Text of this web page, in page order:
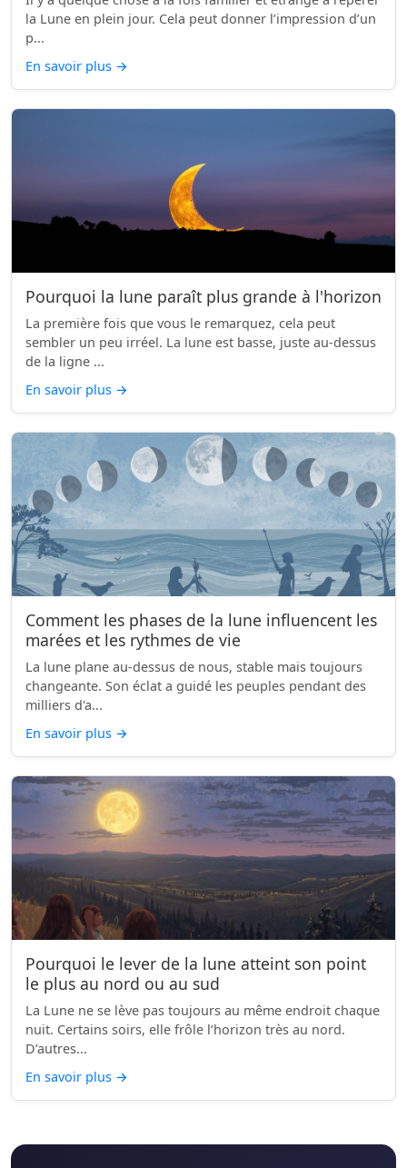
la Lune en plein jour. Cela peut donner l’impression d’un
p...
En savoir plus →
Pourquoi la lune paraît plus grande à l'horizon
La première fois que vous le remarquez, cela peut
sembler un peu irréel. La lune est basse, juste au-dessus
de la ligne ...
En savoir plus →
Comment les phases de la lune influencent les
marées et les rythmes de vie
La lune plane au-dessus de nous, stable mais toujours
changeante. Son éclat a guidé les peuples pendant des
milliers d'a...
En savoir plus →
Pourquoi le lever de la lune atteint son point
le plus au nord ou au sud
La Lune ne se lève pas toujours au même endroit chaque
nuit. Certains soirs, elle frôle l’horizon très au nord.
D’autres...
En savoir plus →